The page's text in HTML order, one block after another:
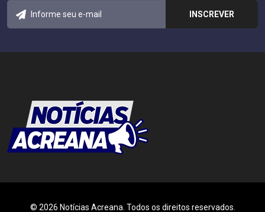
© 2026 Notícias Acreana. Todos os direitos reservados.